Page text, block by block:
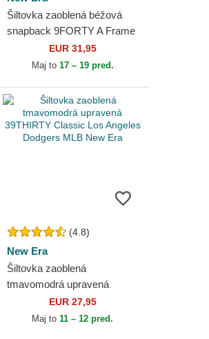
Šiltovka zaoblená béžová
snapback 9FORTY A Frame
Floral Los Angeles Dodgers
MLB New Era
EUR 31,95
Maj to 17 – 19 pred.
(4.8)
New Era
Šiltovka zaoblená
tmavomodrá upravená
39THIRTY Classic Los
Angeles Dodgers MLB New
EUR 27,95
Maj to11 – 12 pred.